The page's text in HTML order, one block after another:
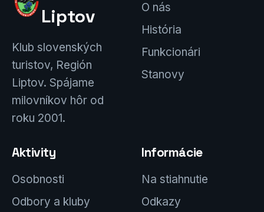
Liptov
Klub slovenských
turistov, Región
Liptov. Spájame
milovníkov hôr od
roku 2001.
O nás
História
Funkcionári
Stanovy
Aktivity
Osobnosti
Odbory a kluby
Informácie
Na stiahnutie
Odkazy